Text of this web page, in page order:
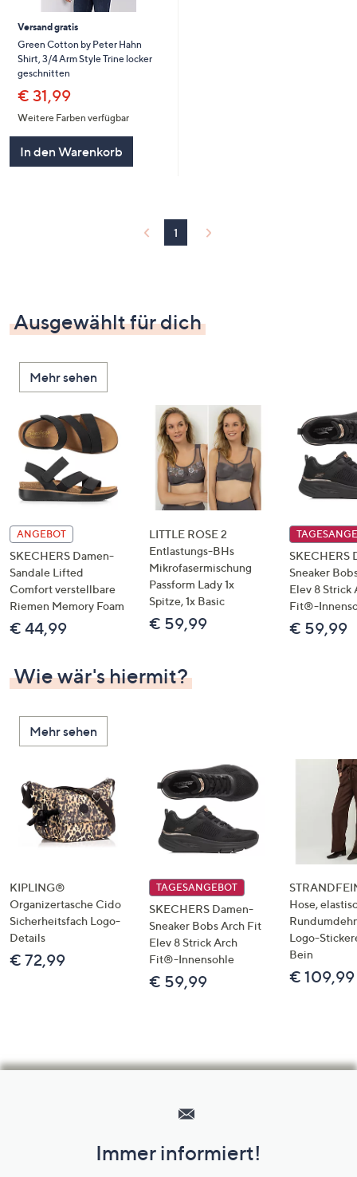
anzuzeigen.
Versand gratis
Green Cotton by Peter Hahn
Shirt, 3/4 Arm Style Trine locker
geschnitten
€ 31,99
Weitere Farben verfügbar
In den Warenkorb
1
Ausgewählt für dich
Mehr sehen
ANGEBOT
SKECHERS Damen-
Sandale Lifted
Comfort verstellbare
Riemen Memory Foam
€ 44,99
LITTLE ROSE 2
Entlastungs-BHs
Mikrofasermischung
Passform Lady 1x
Spitze, 1x Basic
€ 59,99
SKECHERS
Sneaker
Elev 8 Strick
Fit®-
€ 59,99
Wie wär's hiermit?
Mehr sehen
KIPLING®
Organizertasche Cido
Sicherheitsfach Logo-
Details
€ 72,99
TAGESANGEBOT
SKECHERS Damen-
Sneaker Bobs Arch Fit
Elev 8 Strick Arch
Fit®-Innensohle
€ 59,99
Hose,
Logo-
Bein
€ 109,99
Unternehmensinformationen
Immer informiert!